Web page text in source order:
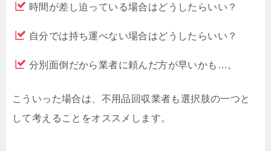
時間が差し迫っている場合はどうしたらいい？
自分では持ち運べない場合はどうしたらいい？
分別面倒だから業者に頼んだ方が早いかも…。
こういった場合は、不用品回収業者も選択肢の一つと
して考えることをオススメします。